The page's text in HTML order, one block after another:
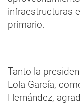
infraestructuras
primario.
Tanto la
Lola García,
Hernández,